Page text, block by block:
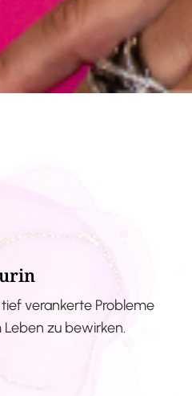
verankerte Probleme
zu bewirken.